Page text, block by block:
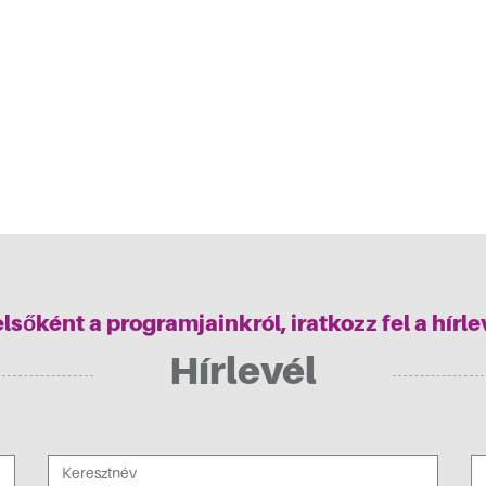
a programjainkról, iratkozz fel a
Hírlevél